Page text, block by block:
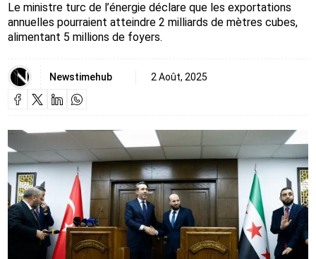
Le ministre turc de l’énergie déclare que les exportations
annuelles pourraient atteindre 2 milliards de mètres cubes,
alimentant 5 millions de foyers.
Newstimehub 2 Août, 2025